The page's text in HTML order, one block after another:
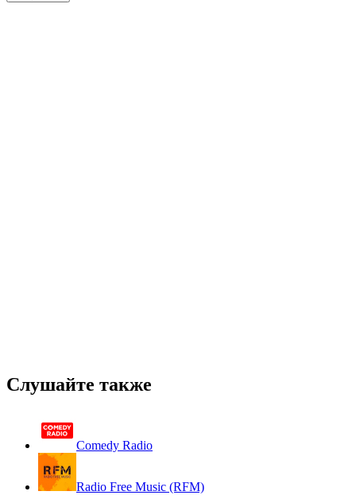
Слушайте также
Comedy Radio
Radio Free Music (RFM)